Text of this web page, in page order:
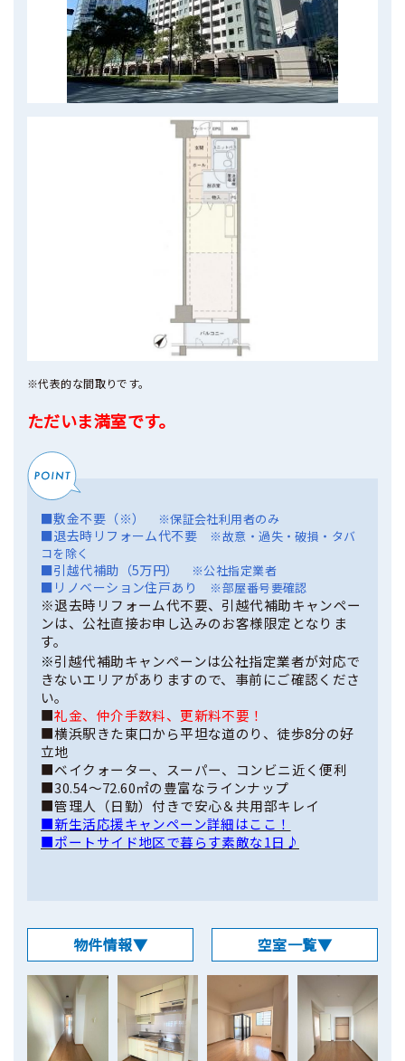
※代表的な間取りです。
ただいま満室です。
■敷金不要（※） ※保証会社利用者のみ
■退去時リフォーム代不要
※故意・過失・破損・タバ
コを除く
■引越代補助（5万円） ※公社指定業者
■リノベーション住戸あり ※部屋番号要確認
※退去時リフォーム代不要、引越代補助キャンペー
ンは、公社直接お申し込みのお客様限定となりま
す。
※引越代補助キャンペーンは公社指定業者が対応で
きないエリアがありますので、事前にご確認くださ
い。
■礼金、仲介手数料、更新料不要！
■横浜駅きた東口から平坦な道のり、徒歩8分の好
立地
■ベイクォーター、スーパー、コンビニ近く便利
■30.54〜72.60㎡の豊富なラインナップ
■管理人（日勤）付きで安心＆共用部キレイ
■新生活応援キャンペーン詳細はここ！
■ポートサイド地区で暮らす素敵な1日♪
物件情報▼ 空室一覧▼